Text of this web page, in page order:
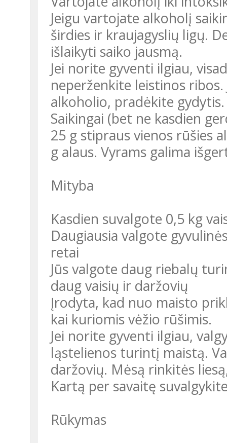
Jeigu vartojate alkoholį
širdies ir kraujagyslių ligų.
išlaikyti saiko jausmą.
Jei norite gyventi ilgiau,
neperženkite leistinos
alkoholio, pradėkite gydytis.
Saikingai (bet ne kasdien
25 g stipraus vienos rūšies
g alaus. Vyrams galima
Mityba
Kasdien suvalgote 0,5 kg
Daugiausia valgote
retai
Jūs valgote daug riebalų
daug vaisių ir daržovių
Įrodyta, kad nuo maisto
kai kuriomis vėžio rūšimis.
Jei norite gyventi ilgiau,
ląstelienos turintį maistą.
daržovių. Mėsą rinkitės
Kartą per savaitę
Rūkymas